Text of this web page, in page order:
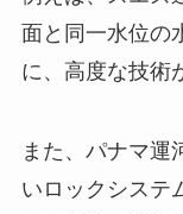
面と同一水位の
に、高度な技術
また、パナマ運
いロックシステ